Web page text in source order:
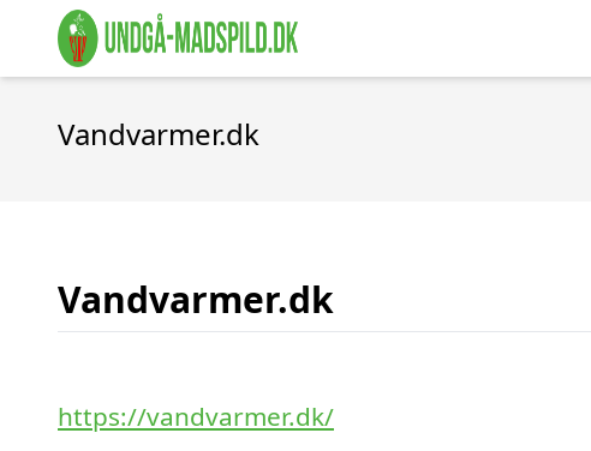
Vandvarmer.dk
Vandvarmer.dk
https://vandvarmer.dk/